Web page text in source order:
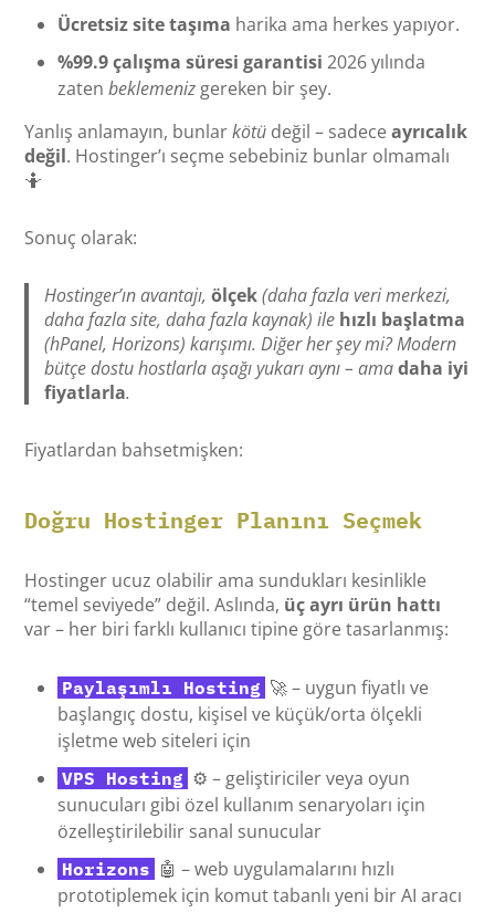
Ücretsiz site taşıma harika ama herkes yapıyor.
%99.9 çalışma süresi garantisi 2026 yılında
zatenbeklemeniz gereken bir şey.
Yanlış anlamayın, bunlarkötü değil – sadeceayrıcalık
değil. Hostinger’ı seçme sebebiniz bunlar olmamalı
🤷
Sonuç olarak:
Hostinger’ın avantajı,ölçek(daha fazla veri merkezi,
daha fazla site, daha fazla kaynak) ile hızlı başlatma
(hPanel, Horizons) karışımı. Diğer her şey mi? Modern
bütçe dostu hostlarla aşağı yukarı aynı – amadaha iyi
fiyatlarla.
Fiyatlardan bahsetmişken:
Doğru Hostinger Planını Seçmek
Hostinger ucuz olabilir ama sundukları kesinlikle
“temel seviyede” değil. Aslında, üç ayrı ürün hattı
var – her biri farklı kullanıcı tipine göre tasarlanmış:
Paylaşımlı Hosting 🚀 – uygun fiyatlı ve
başlangıç dostu, kişisel ve küçük/orta ölçekli
işletme web siteleri için
VPS Hosting ⚙️ – geliştiriciler veya oyun
sunucuları gibi özel kullanım senaryoları için
özelleştirilebilir sanal sunucular
Horizons 🤖 – web uygulamalarını hızlı
prototiplemek için komut tabanlı yeni bir AI aracı